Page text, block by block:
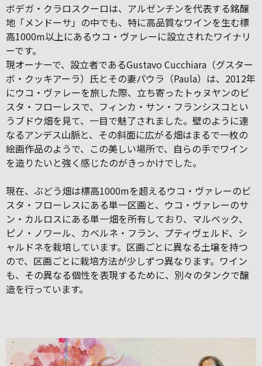
ボデガ・クラロスクーロは、アルゼンチンを代表する銘醸
地「メンドーサ」の中でも、特に高品質なワインを生む標
高1000m以上にあるウコ・ヴァレーに設立されたワイナリ
ーです。
現オーナーで、設立者であるGustavo Cucchiara（グスター
ボ・クッキアーラ）氏とその妻パウラ（Paula）は、2012年
にウコ・ヴァレーを旅した際、立ち寄ったトゥヌヤンのビ
スタ・フローレスで、フィンカ・サン・フランシスコとい
うブドウ畑を見て、一目で魅了されました。壁のように連
なるアンデス山脈と、その斜面に広がる畑はまるで一枚の
絵画作品のようで、この美しい場所で、自らの手でワイン
を造りたいと強く感じたのがきっかけでした。
現在、ぶどう畑は標高1000mを超えるウコ・ヴァレーのビ
スタ・フローレスにある単一区画と、ウコ・ヴァレーのサ
ン・カルロスにある単一畑を所有しており、マルベック、
ピノ・ノワール、カベルネ・フラン、プティヴェルド、シ
ャルドネを栽培しています。区画ごとに異なる土壌を持つ
ので、区画ごとに栽培方法が少しずつ異なります。ワイン
も、その異なる個性を表現するために、別々のタンクで醸
造を行っています。